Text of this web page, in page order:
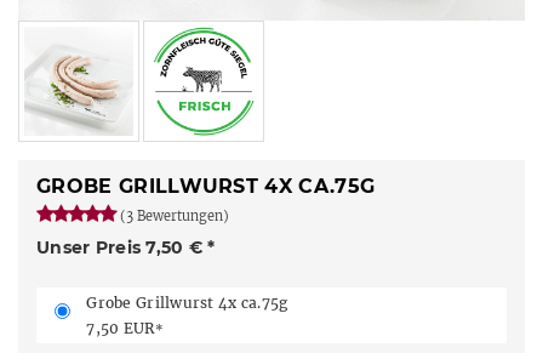
GROBE GRILLWURST 4X CA.75G
(3 Bewertungen)
Unser Preis 7,50 € *
Grobe Grillwurst 4x ca.75g
7,50 EUR*